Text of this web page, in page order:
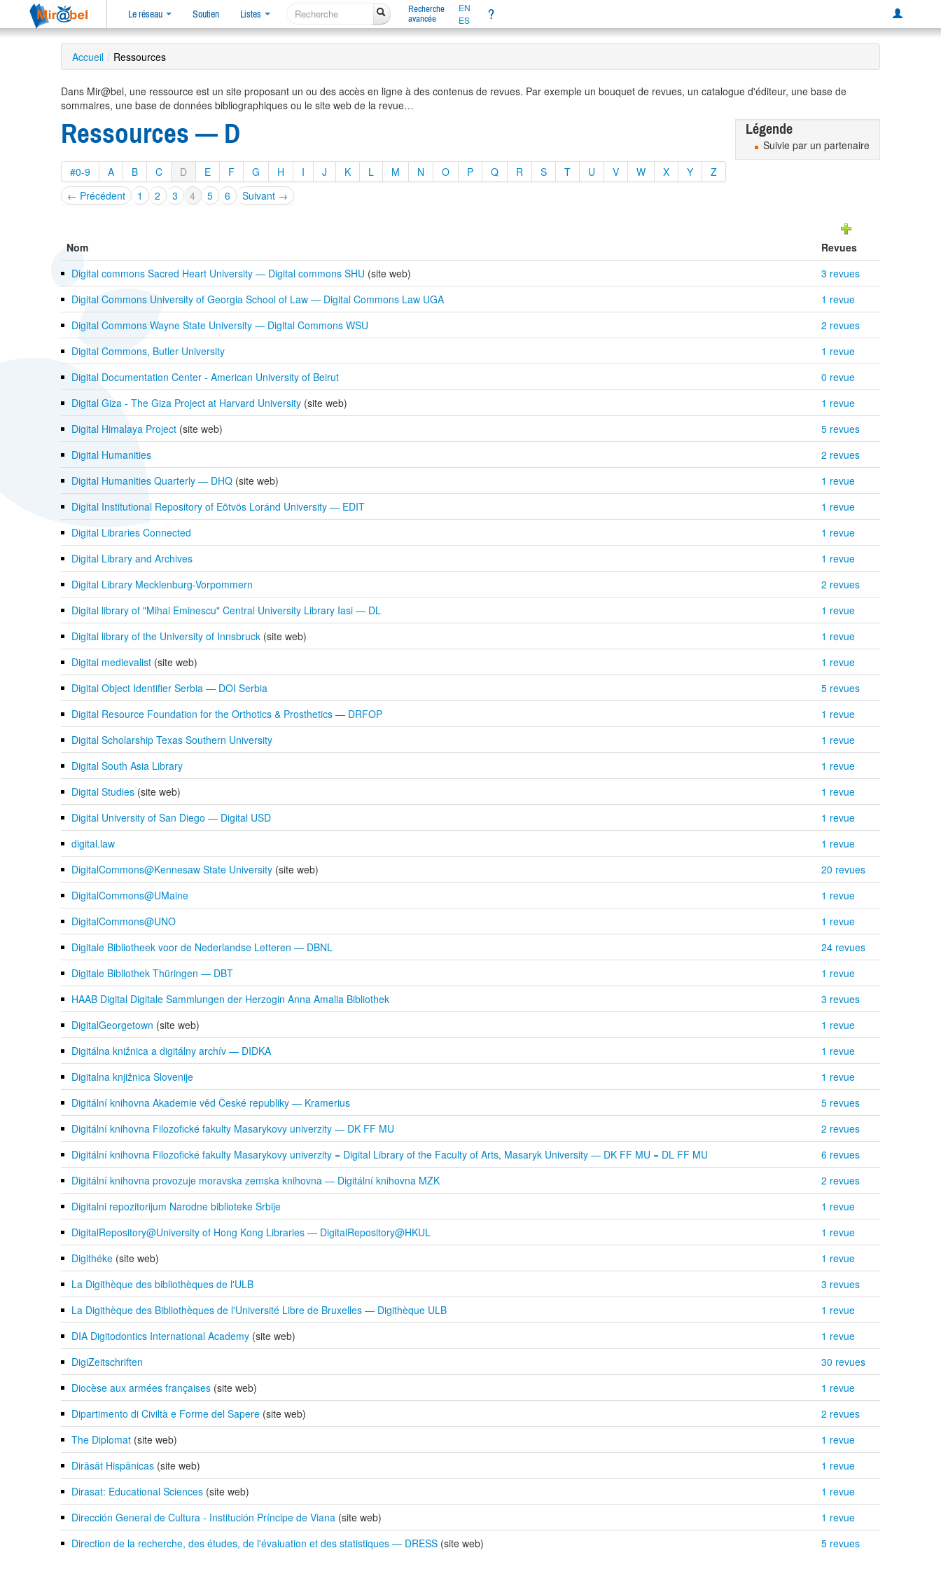
Le réseau Soutien Listes
Recherche
avancée
EN
ES
?
Accueil / Ressources
Dans Mir@bel, une ressource est un site proposant un ou des accès en ligne à des contenus de revues. Par exemple un bouquet de revues, un catalogue d'éditeur, une base de
sommaires, une base de données bibliographiques ou le site web de la revue…
Légende
Suivie par un partenaire
Ressources — D
#0-9 A B C D E F G H I J K L M N O P Q R S T U V W X Y
Z
← Précédent
1 2 3 4 5 6 Suivant →
Nom
Revues
Digital commons Sacred Heart University — Digital commons SHU (site web)
3 revues
Digital Commons University of Georgia School of Law — Digital Commons Law UGA
1 revue
Digital Commons Wayne State University — Digital Commons WSU
2 revues
Digital Commons, Butler University
1 revue
Digital Documentation Center - American University of Beirut
0 revue
Digital Giza - The Giza Project at Harvard University(site web)
1 revue
Digital Himalaya Project(site web)
5 revues
Digital Humanities
2 revues
Digital Humanities Quarterly — DHQ (site web)
1 revue
Digital Institutional Repository of Eötvös Loránd University — EDIT
1 revue
Digital Libraries Connected
1 revue
Digital Library and Archives
1 revue
Digital Library Mecklenburg-Vorpommern
2 revues
Digital library of "Mihai Eminescu" Central University Library Iasi — DL
1 revue
Digital library of the University of Innsbruck(site web)
1 revue
Digital medievalist(site web)
1 revue
Digital Object Identifier Serbia — DOI Serbia
5 revues
Digital Resource Foundation for the Orthotics & Prosthetics — DRFOP
1 revue
Digital Scholarship Texas Southern University
1 revue
Digital South Asia Library
1 revue
Digital Studies(site web)
1 revue
Digital University of San Diego — Digital USD
1 revue
digital.law
1 revue
DigitalCommons@Kennesaw State University(site web)
20 revues
DigitalCommons@UMaine
1 revue
DigitalCommons@UNO
1 revue
Digitale Bibliotheek voor de Nederlandse Letteren — DBNL
24 revues
Digitale Bibliothek Thüringen — DBT
1 revue
HAAB Digital Digitale Sammlungen der Herzogin Anna Amalia Bibliothek
3 revues
DigitalGeorgetown (site web)
1 revue
Digitálna knižnica a digitálny archív — DIDKA
1 revue
Digitalna knjižnica Slovenije
1 revue
Digitální knihovna Akademie věd České republiky — Kramerius
5 revues
Digitální knihovna Filozofické fakulty Masarykovy univerzity — DK FF MU
2 revues
Digitální knihovna Filozofické fakulty Masarykovy univerzity = Digital Library of the Faculty of Arts, Masaryk University — DK FF MU = DL FF MU
6 revues
Digitální knihovna provozuje moravska zemska knihovna — Digitální knihovna MZK
2 revues
Digitalni repozitorijum Narodne biblioteke Srbije
1 revue
DigitalRepository@University of Hong Kong Libraries — DigitalRepository@HKUL
1 revue
Digithéke(site web)
1 revue
La Digithèque des bibliothèques de l'ULB
3 revues
La Digithèque des Bibliothèques de l'Université Libre de Bruxelles — Digithèque ULB
1 revue
DIA Digitodontics International Academy(site web)
1 revue
DigiZeitschriften
30 revues
Diocèse aux armées françaises(site web)
1 revue
Dipartimento di Civiltà e Forme del Sapere(site web)
2 revues
The Diplomat(site web)
1 revue
Dirāsāt Hispānicas(site web)
1 revue
Dirasat: Educational Sciences(site web)
1 revue
Dirección General de Cultura - Institución Príncipe de Viana (site web)
1 revue
Direction de la recherche, des études, de l'évaluation et des statistiques — DRESS(site web) 5 revues